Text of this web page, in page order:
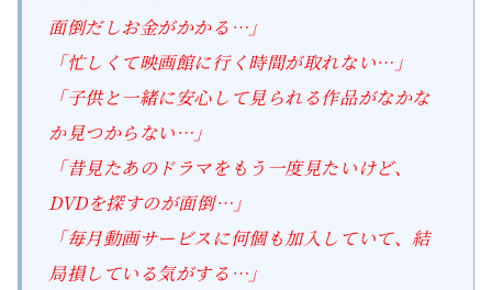
面倒だしお金がかかる…」
「忙しくて映画館に行く時間が取れない…」
「子供と一緒に安心して見られる作品がなかな
か見つからない…」
「昔見たあのドラマをもう一度見たいけど、
DVDを探すのが面倒…」
「毎月動画サービスに何個も加入していて、結
局損している気がする…」